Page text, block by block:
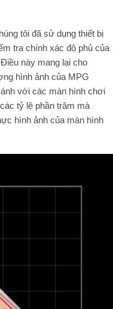
tôi đã sử dụng thiết bị
tra chính xác độ phủ của
này mang lại cho
hình ảnh của MPG
với các màn hình chơi
tỷ lệ phần trăm mà
hình ảnh của màn hình